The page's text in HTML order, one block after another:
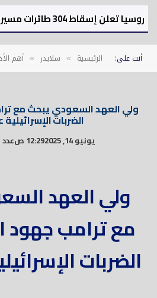
أنت على: الرئيسية » سلايدر » أهم
ولي العهد السعودي يبحث مع
الضربات
يونيو 14, 2025 12:29 ص
ولي العهد
مع ترامب جهود
الضربات